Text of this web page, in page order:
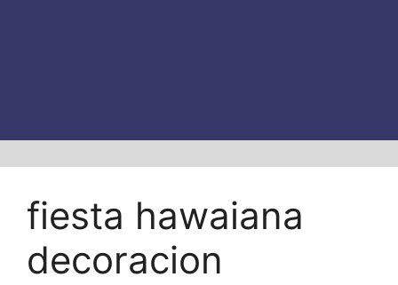
fiesta hawaiana
decoracion